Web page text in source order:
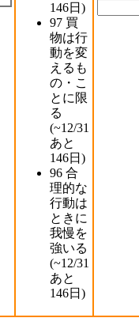
146日)
97 買
物は行
動を変
えるも
の・こ
とに限
る
(~12/31
あと
146日)
96 合
理的な
行動は
ときに
我慢を
強いる
(~12/31
あと
146日)